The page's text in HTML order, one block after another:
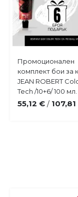
в
Купи
Промоционален
комплект бои за
JEAN ROBERT
Tech /10+6/ 100 мл.
55,12 € / 107,81